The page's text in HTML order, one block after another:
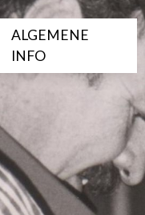
ALGEMENE
INFO